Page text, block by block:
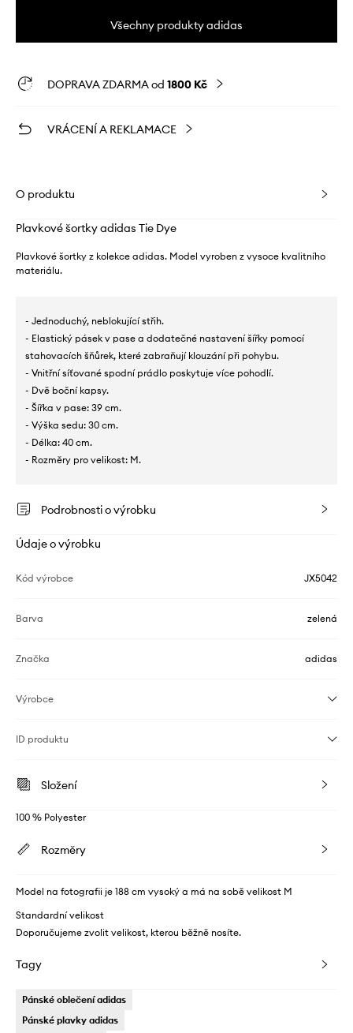
Všechny produkty adidas
DOPRAVA ZDARMA od 1800 Kč
VRÁCENÍ A REKLAMACE
O produktu
Plavkové šortky adidas Tie Dye
Plavkové šortky z kolekce adidas. Model vyroben z vysoce kvalitního
materiálu.
- Jednoduchý, neblokující střih.
- Elastický pásek v pase a dodatečné nastavení šířky pomocí
stahovacích šňůrek, které zabraňují klouzání při pohybu.
- Vnitřní síťované spodní prádlo poskytuje více pohodlí.
- Dvě boční kapsy.
- Šířka v pase: 39 cm.
- Výška sedu: 30 cm.
- Délka: 40 cm.
- Rozměry pro velikost: M.
Podrobnosti o výrobku
Údaje o výrobku
Kód výrobce JX5042
Barva zelená
Značka adidas
Výrobce
ID produktu
Složení
100 % Polyester
Rozměry
Model na fotografii je 188 cm vysoký a má na sobě velikost M
Standardní velikost
Doporučujeme zvolit velikost, kterou běžně nosíte.
Tagy
Pánské oblečení adidas
Pánské plavky adidas